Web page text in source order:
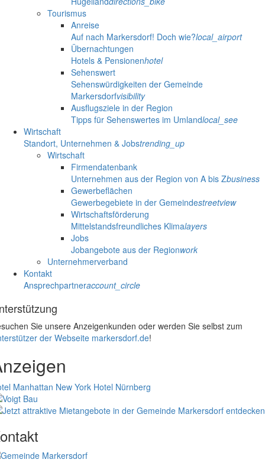
Tourismus
Anreise
Auf nach Markersdorf! Doch wie?local_airport
Übernachtungen
Hotels & Pensionenhotel
Sehenswert
Sehenswürdigkeiten der Gemeinde
Markersdorfvisibility
Ausflugsziele in der Region
Tipps für Sehenswertes im Umlandlocal_see
Wirtschaft
Standort, Unternehmen & Jobstrending_up
Wirtschaft
Firmendatenbank
Unternehmen aus der Region von A bis Zbusiness
Gewerbeflächen
Gewerbegebiete in der Gemeindestreetview
Wirtschaftsförderung
Mittelstandsfreundliches Klimalayers
Jobs
Jobangebote aus der Regionwork
Unternehmerverband
Kontakt
Ansprechpartneraccount_circle
Sie unsere Anzeigenkunden oder werden Sie selbst zum
der Webseite markersdorf.de!
Manhattan New York Hotel Nürnberg